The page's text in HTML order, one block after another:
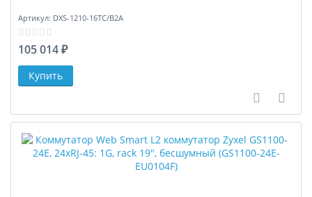
Артикул: DXS-1210-16TC/B2A
105 014 ₽
В В